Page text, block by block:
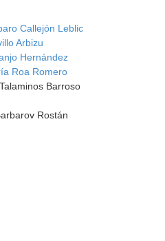
Callejón Leblic
Arbizu
Hernández
Roa Romero
Barroso
Rostán